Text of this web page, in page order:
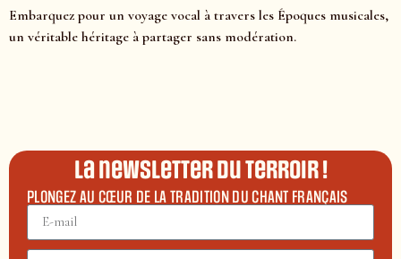
Embarquez pour un voyage vocal à travers les Époques musicales,
un véritable héritage à partager sans modération.
La newsletter du terroir !
PLONGEZ AU CŒUR DE LA TRADITION DU CHANT FRANÇAIS